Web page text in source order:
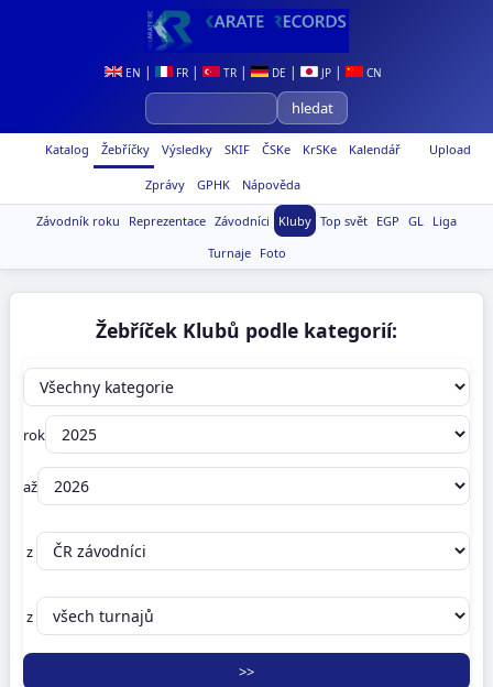
EN | FR | TR | DE | JP | CN
Upload
Katalog Žebříčky Výsledky SKIF ČSKe KrSKe Kalendář
Zprávy GPHK Nápověda
Závodník roku Reprezentace Závodníci Kluby Top svět EGP GL Liga
Turnaje
Foto
Žebříček Klubů podle kategorií:
rok
až
z
z